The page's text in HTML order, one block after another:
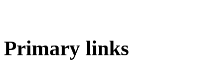
Primary links